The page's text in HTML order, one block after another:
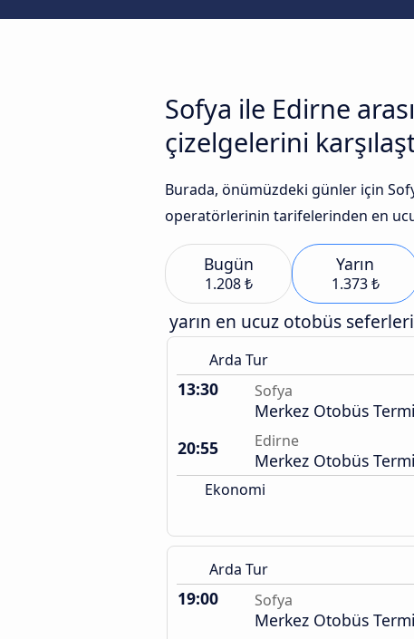
Sofya ile Edirne
çizelgelerini
Burada, önümüzdeki günler için
operatörlerinin tarifelerinden en
Bugün
1.208 ₺
Yarın
1.373 ₺
yarın en ucuz otobüs seferleri
Arda Tur
13:30 Sofya
Merkez Otobüs
20:55
Edirne
Merkez Otobüs
Ekonomi
Arda Tur
19:00 Sofya
Merkez Otobüs